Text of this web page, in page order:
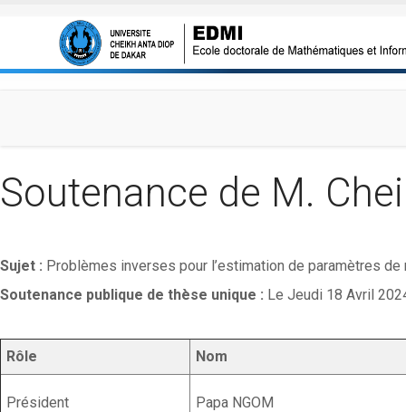
Soutenance de M.
Sujet : Problèmes inverses pour l’estimation de paramètres
Soutenance publique de thèse unique : Le Jeudi 18 Avril
Rôle Nom
Président Papa NGOM